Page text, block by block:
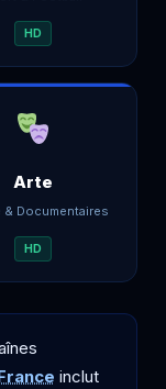
HD
Arte
& Documentaires
HD
inclut